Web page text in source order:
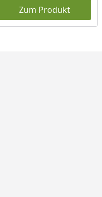
Zum Produkt